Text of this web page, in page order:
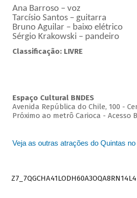
Ana Barroso – voz
Tarcísio Santos – guitarra
Bruno Aguilar – baixo elétrico
Sérgio Krakowski – pandeiro
Classificação: LIVRE
Espaço Cultural BNDES
Avenida República do Chile, 100 -
Próximo ao metrô Carioca - Acesso B
Veja as outras atrações do Quintas
Z7_7QGCHA41LODH60A3OQA8RN14L4